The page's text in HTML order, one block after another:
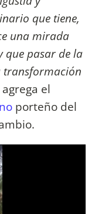
que tiene,
una mirada
que pasar de la
agrega el
porteño del